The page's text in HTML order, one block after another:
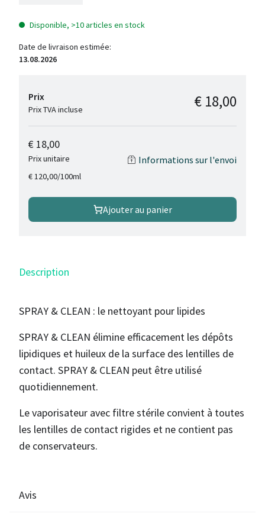
Disponible, >10 articles en stock
Date de livraison estimée:
13.08.2026
Prix
Prix TVA incluse € 18,00
€ 18,00
Prix unitaire
€ 120,00/100ml
Informations sur l'envoi
Ajouter au panier
Description
SPRAY & CLEAN : le nettoyant pour lipides
SPRAY & CLEAN élimine efficacement les dépôts
lipidiques et huileux de la surface des lentilles de
contact. SPRAY & CLEAN peut être utilisé
quotidiennement.
Le vaporisateur avec filtre stérile convient à toutes
les lentilles de contact rigides et ne contient pas
de conservateurs.
Avis